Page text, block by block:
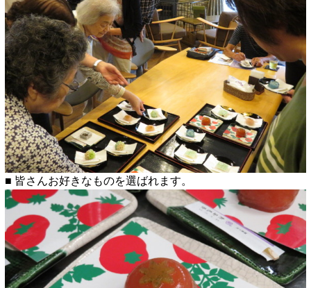
■ 皆さんお好きなものを選ばれます。